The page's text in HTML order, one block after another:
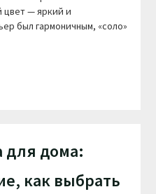
цвет — яркий и
был гармоничным, «соло»
для дома:
как выбрать